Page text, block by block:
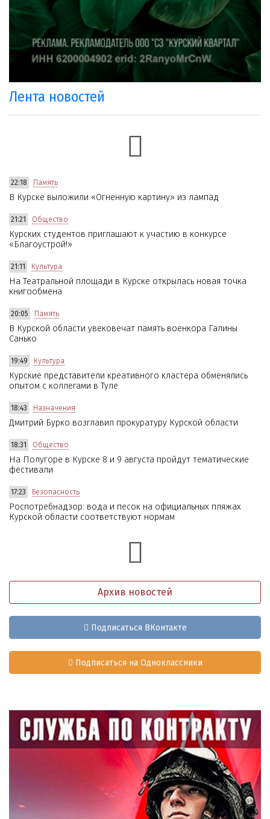
Лента новостей
22:18 Память
В Курске выложили «Огненную картину» из лампад
21:21 Общество
Курских студентов приглашают к участию в конкурсе
«Благоустрой!»
21:11 Культура
На Театральной площади в Курске открылась новая точка
книгообмена
20:05 Память
В Курской области увековечат память военкора Галины
Санько
19:49 Культура
Курские представители креативного кластера обменялись
опытом с коллегами в Туле
18:43 Назначения
Дмитрий Бурко возглавил прокуратуру Курской области
18:31 Общество
На Полугоре в Курске 8 и 9 августа пройдут тематические
фестивали
17:23 Безопасность
Роспотребнадзор: вода и песок на официальных пляжах
Курской области соответствуют нормам
Архив новостей
Подписаться ВКонтакте
Подписаться на Одноклассники